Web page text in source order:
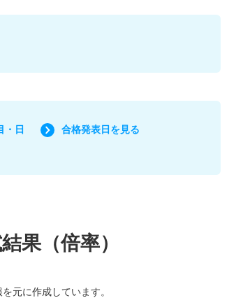
・日
合格発表日を見る
果（倍率）
元に作成しています。